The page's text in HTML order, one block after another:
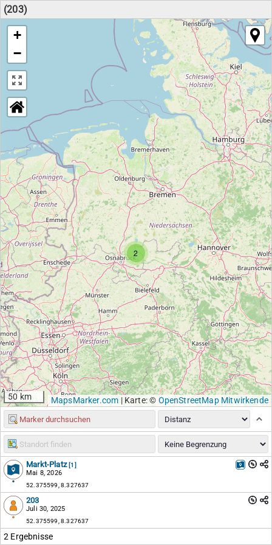
(203)
2
+
−
50 km MapsMarker.com |Karte: © OpenStreetMap Mitwirkende
Markt-Platz [1]
Mai 8, 2026
52.375599, 8.327637
203
Juli 30, 2025
52.375599, 8.327637
2 Ergebnisse